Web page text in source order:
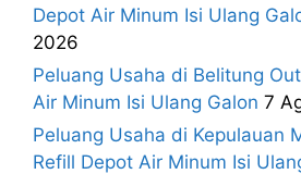
Depot Air Minum Isi Ulang
2026
Peluang Usaha di Belitung
Air Minum Isi Ulang Galon 7
Peluang Usaha di Kepulauan
Refill Depot Air Minum Isi